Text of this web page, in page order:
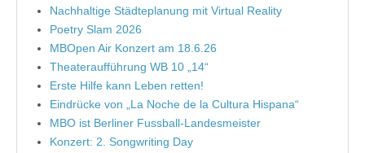
Nachhaltige Städteplanung mit Virtual Reality
Poetry Slam 2026
MBOpen Air Konzert am 18.6.26
Theateraufführung WB 10 „14“
Erste Hilfe kann Leben retten!
Eindrücke von „La Noche de la Cultura Hispana“
MBO ist Berliner Fussball-Landesmeister
Konzert: 2. Songwriting Day